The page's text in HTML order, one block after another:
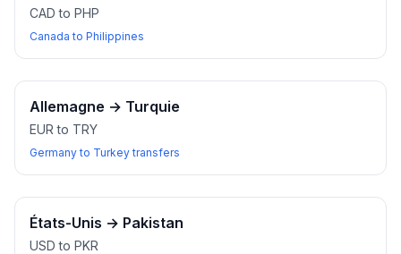
CAD to PHP
Canada to Philippines
Allemagne → Turquie
EUR to TRY
Germany to Turkey transfers
États-Unis → Pakistan
USD to PKR